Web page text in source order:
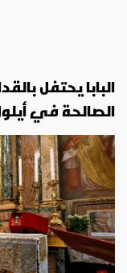
البابا يحتفل
الصالحة في